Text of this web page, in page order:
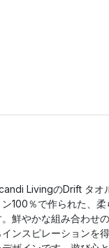
LivingのDrift タオ
ン100％で作られた、
。鮮やかな組み合わせ
インスピレーションを